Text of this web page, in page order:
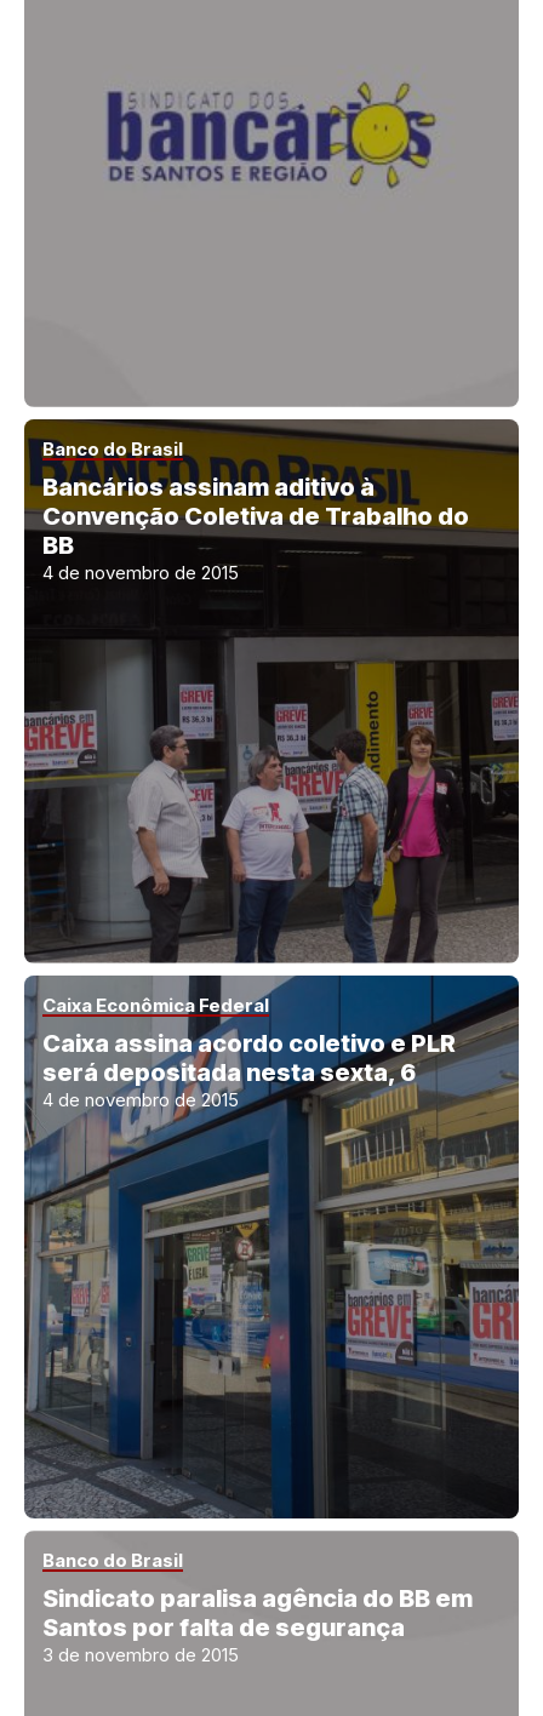
Banco do Brasil
Bancários assinam aditivo à
Convenção Coletiva de Trabalho do
BB
4 de novembro de 2015
Caixa Econômica Federal
Caixa assina acordo coletivo e PLR
será depositada nesta sexta, 6
4 de novembro de 2015
Banco do Brasil
Sindicato paralisa agência do BB em
Santos por falta de segurança
3 de novembro de 2015